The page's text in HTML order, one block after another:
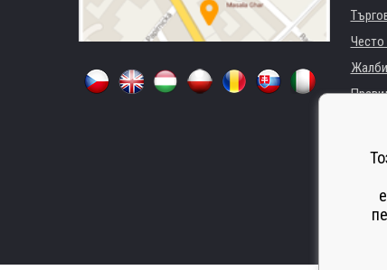
Често
Жалби